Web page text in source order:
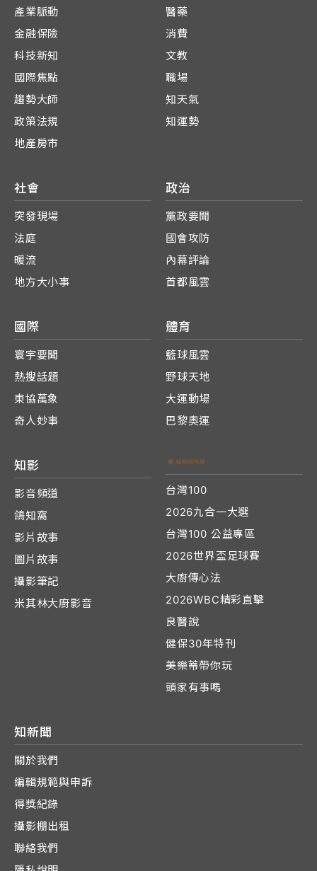
產業脈動
金融保險
科技新知
國際焦點
趨勢大師
政策法規
地產房市
醫藥
消費
文教
職場
知天氣
知運勢
社會
突發現場
法庭
暖流
地方大小事
政治
黨政要聞
國會攻防
內幕評論
首都風雲
國際
寰宇要聞
熱搜話題
東協萬象
奇人妙事
體育
籃球風雲
野球天地
大運動場
巴黎奧運
知影
影音頻道
鴿知窩
影片故事
圖片故事
攝影筆記
米其林大廚影音
台灣100
2026九合一大選
台灣100 公益專區
2026世界盃足球賽
大廚傳心法
2026WBC精彩直擊
良醫說
健保30年特刊
美樂蒂帶你玩
頭家有事嗎
知新聞
關於我們
編輯規範與申訴
得獎紀錄
攝影棚出租
聯絡我們